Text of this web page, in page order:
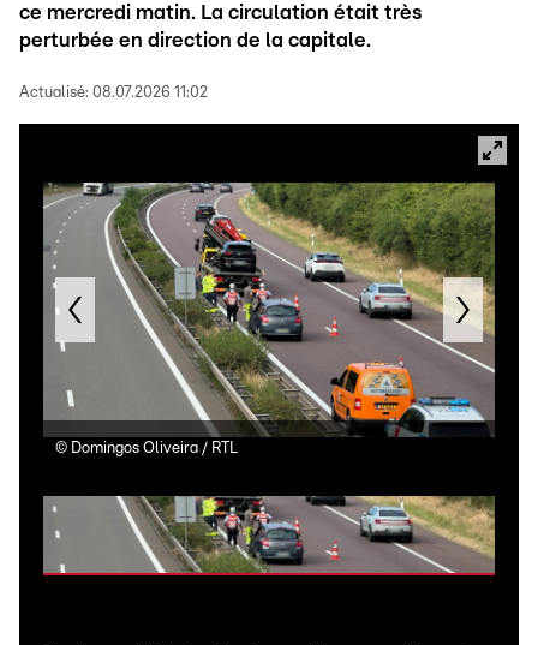
ce mercredi matin. La circulation était très
perturbée en direction de la capitale.
Actualisé: 08.07.2026 11:02
© Domingos Oliveira / RTL